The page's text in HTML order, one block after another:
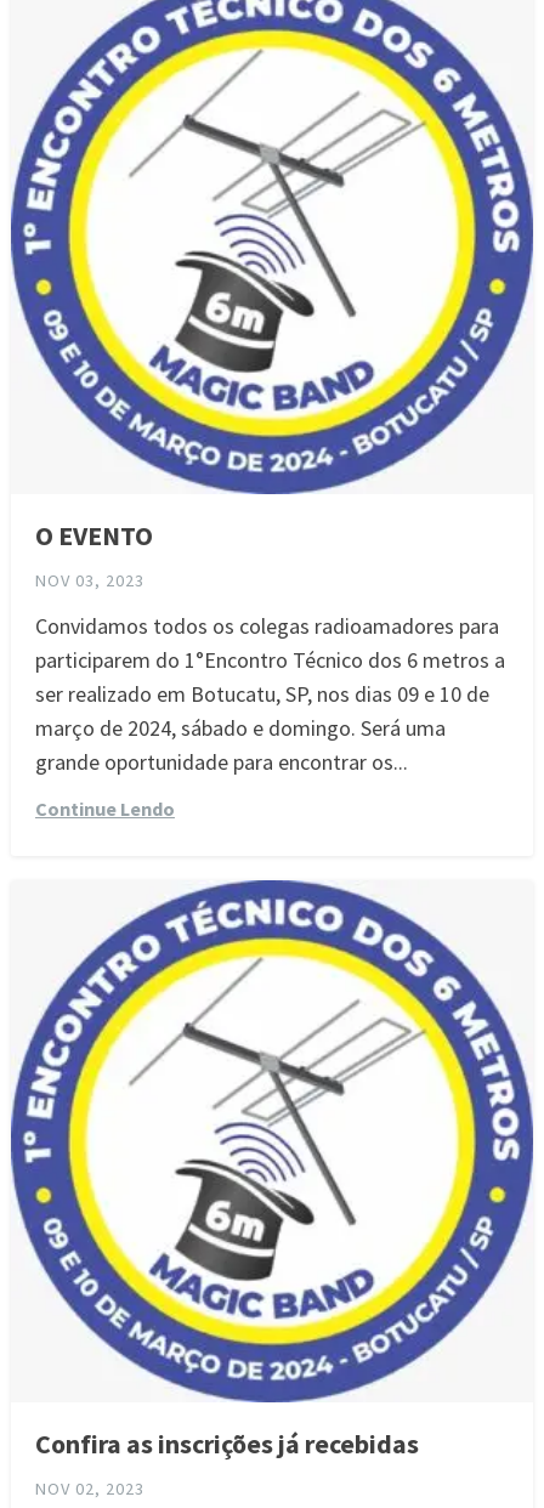
O EVENTO
NOV 03, 2023
Convidamos todos os colegas radioamadores para
participarem do 1°Encontro Técnico dos 6 metros a
ser realizado em Botucatu, SP, nos dias 09 e 10 de
março de 2024, sábado e domingo. Será uma
grande oportunidade para encontrar os...
Continue Lendo
Confira as inscrições já recebidas
NOV 02, 2023